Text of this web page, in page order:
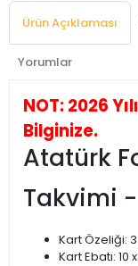
Ürün Açıklaması
Yorumlar
NOT: 2026
Bilginize.
Atatürk
Takvimi
Kart Özeliği:
Kart Ebatı: 10